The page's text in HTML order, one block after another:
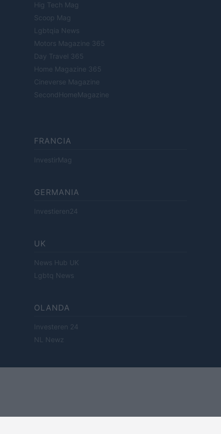
Hig Tech Mag
Scoop Mag
Lgbtqia News
Motors Magazine 365
Day Travel 365
Home Magazine 365
Cineverse Magazine
SecondHomeMagazine
FRANCIA
InvestirMag
GERMANIA
Investieren24
UK
News Hub UK
Lgbtq News
OLANDA
Investeren 24
NL Newz